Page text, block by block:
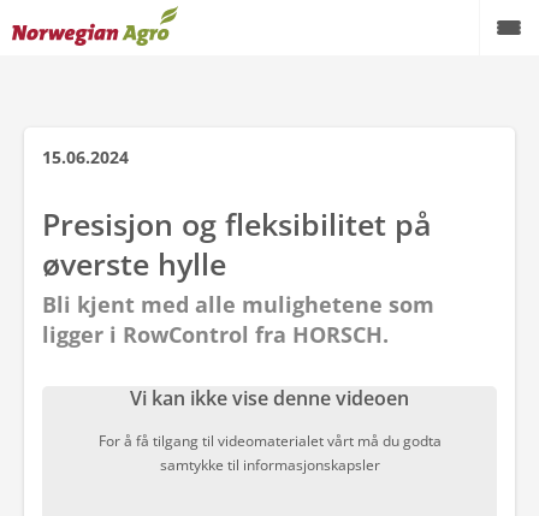
15.06.2024
Presisjon og fleksibilitet på
øverste hylle
Bli kjent med alle mulighetene som
ligger i RowControl fra HORSCH.
Vi kan ikke vise denne videoen
For å få tilgang til videomaterialet vårt må du godta
samtykke til informasjonskapsler